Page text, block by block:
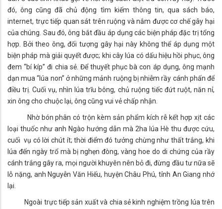
đó, ông cũng đã chủ động tìm kiếm thông tin, qua sách báo,
internet, trực tiếp quan sát trên ruộng và nắm được cơ chế gây hại
của chúng. Sau đó, ông bắt đầu áp dụng các biện pháp đặc trị tổng
hợp. Bởi theo ông, đối tượng gây hại này không thể áp dụng một
biện pháp mà giải quyết được; khi cây lúa có dấu hiệu hồi phục, ông
đem “bí kíp” đi chia sẻ. Để thuyết phục bà con áp dụng, ông mạnh
dạn mua “lúa non” ở những mảnh ruộng bị nhiễm rầy cánh phấn để
điều trị. Cuối vụ, nhìn lúa trĩu bông, chủ ruộng tiếc đứt ruột, năn nỉ,
xin ông cho chuộc lại, ông cũng vui vẻ chấp nhận.
Nhờ bón phân có trộn kèm sản phẩm kích rễ kết hợp xịt các
loại thuốc như anh Ngào hướng dẫn mà 2ha lúa Hè thu được cứu,
cuối vụ có lời chút ít; thời điểm đó tưởng chừng như thất trắng, khi
lúa đến ngày trổ mà bị nghẹn đòng, vàng hoe do di chứng của rầy
cánh trắng gây ra, mọi người khuyên nên bỏ đi, đừng đầu tư nữa sẽ
lỗ nặng, anh Nguyễn Văn Hiếu, huyện Châu Phú, tỉnh An Giang nhớ
lại.
Ngoài trực tiếp sản xuất và chia sẻ kinh nghiệm trồng lúa trên